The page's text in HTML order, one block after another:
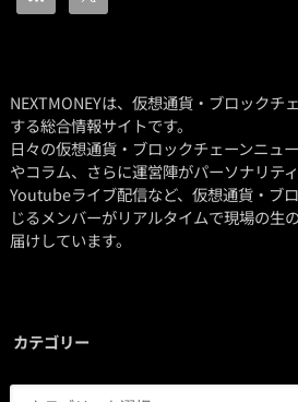
NEXTMONEYは、仮想通貨・ブロックチ
する総合情報サイトです。
日々の仮想通貨・ブロックチェーンニュ
やコラム、さらに運営陣がパーソナリテ
Youtubeライブ配信など、仮想通貨・ブ
じるメンバーがリアルタイムで現場の生
届けしています。
カテゴリー